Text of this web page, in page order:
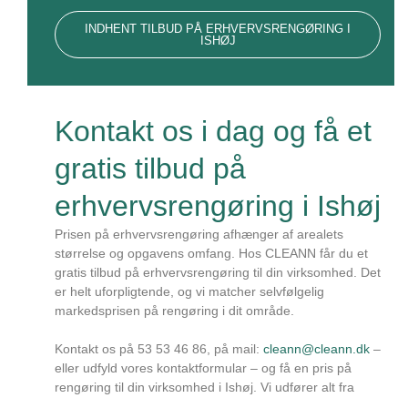
INDHENT TILBUD PÅ ERHVERVSRENGØRING I
ISHØJ
Kontakt os i dag og få et
gratis tilbud på
erhvervsrengøring i Ishøj
Prisen på erhvervsrengøring afhænger af arealets
størrelse og opgavens omfang. Hos CLEANN får du et
gratis tilbud på erhvervsrengøring til din virksomhed. Det
er helt uforpligtende, og vi matcher selvfølgelig
markedsprisen på rengøring i dit område.
Kontakt os på 53 53 46 86, på mail: cleann@cleann.dk –
eller udfyld vores kontaktformular – og få en pris på
rengøring til din virksomhed i Ishøj. Vi udfører alt fra